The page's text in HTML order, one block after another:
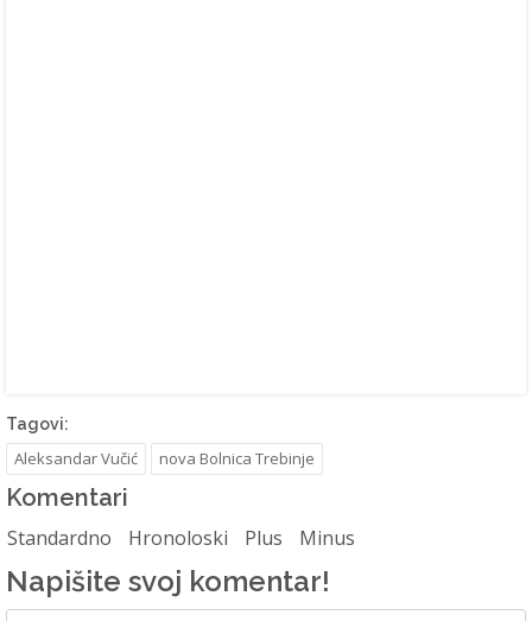
Tagovi:
Aleksandar Vučić nova Bolnica Trebinje
Komentari
Standardno Hronoloski Plus Minus
Napišite svoj komentar!